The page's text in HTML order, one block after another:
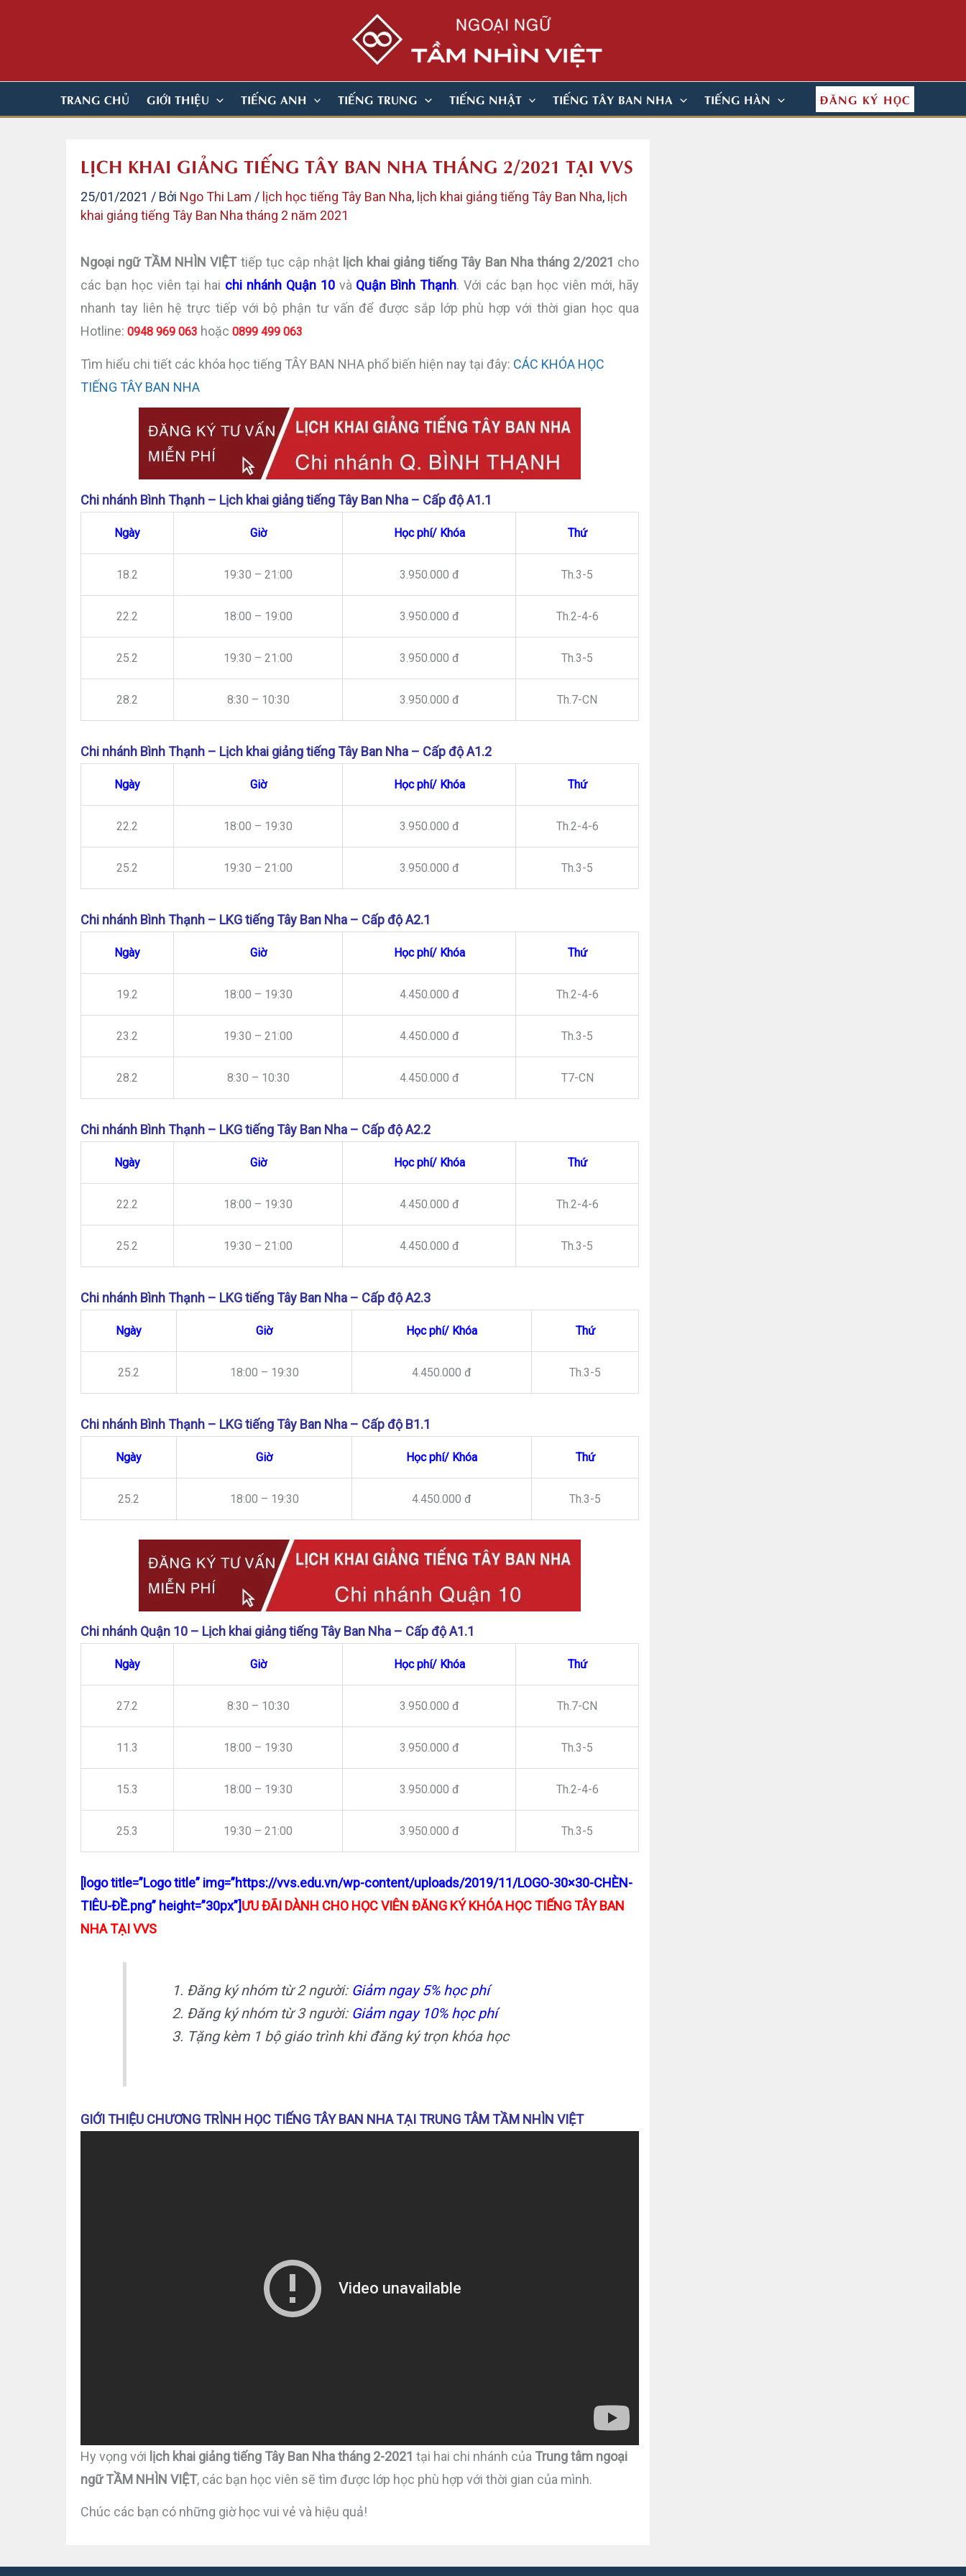
dung
TRANG CHỦ GIỚI THIỆU TIẾNG ANH TIẾNG TRUNG TIẾNG NHẬT TIẾNG TÂY BAN NHA TIẾNG HÀN ĐĂNG KÝ HỌC
LỊCH KHAI GIẢNG TIẾNG TÂY BAN NHA THÁNG 2/2021 TẠI VVS
25/01/2021 / Bởi Ngo Thi Lam / lịch học tiếng Tây Ban Nha, lịch khai giảng tiếng Tây Ban Nha, lịch
khai giảng tiếng Tây Ban Nha tháng 2 năm 2021
Ngoại ngữ TẦM NHÌN VIỆTtiếp tục cập nhật lịch khai giảng tiếng Tây Ban Nha tháng 2/2021 cho
các bạn học viên tại hai chi nhánh Quận 10và Quận Bình Thạnh. Với các bạn học viên mới, hãy
nhanh tay liên hệ trực tiếp với bộ phận tư vấn để được sắp lớp phù hợp với thời gian học qua
Hotline: 0948 969 063 hoặc 0899 499 063
Tìm hiểu chi tiết các khóa học tiếng TÂY BAN NHA phổ biến hiện nay tại đây: CÁC KHÓA HỌC
TIẾNG TÂY BAN NHA
Chi nhánh Bình Thạnh – Lịch khai giảng tiếng Tây Ban Nha – Cấp độ A1.1
Ngày Giờ Học phí/ Khóa Thứ
18.2 19:30 – 21:00 3.950.000 đ Th.3-5
22.2 18:00 – 19:00 3.950.000 đ Th.2-4-6
25.2 19:30 – 21:00 3.950.000 đ Th.3-5
28.2 8:30 – 10:30 3.950.000 đ Th.7-CN
Chi nhánh Bình Thạnh – Lịch khai giảng tiếng Tây Ban Nha – Cấp độ A1.2
Ngày Giờ Học phí/ Khóa Thứ
22.2 18:00 – 19:30 3.950.000 đ Th.2-4-6
25.2 19:30 – 21:00 3.950.000 đ Th.3-5
Chi nhánh Bình Thạnh – LKG tiếng Tây Ban Nha – Cấp độ A2.1
Ngày Giờ Học phí/ Khóa Thứ
19.2 18:00 – 19:30 4.450.000 đ Th.2-4-6
23.2 19:30 – 21:00 4.450.000 đ Th.3-5
28.2 8:30 – 10:30 4.450.000 đ T7-CN
Chi nhánh Bình Thạnh – LKG tiếng Tây Ban Nha – Cấp độ A2.2
Ngày Giờ Học phí/ Khóa Thứ
22.2 18:00 – 19:30 4.450.000 đ Th.2-4-6
25.2 19:30 – 21:00 4.450.000 đ Th.3-5
Chi nhánh Bình Thạnh – LKG tiếng Tây Ban Nha – Cấp độ A2.3
Ngày Giờ Học phí/ Khóa Thứ
25.2 18:00 – 19:30 4.450.000 đ Th.3-5
Chi nhánh Bình Thạnh – LKG tiếng Tây Ban Nha – Cấp độ B1.1
Ngày Giờ Học phí/ Khóa Thứ
25.2 18:00 – 19:30 4.450.000 đ Th.3-5
Chi nhánh Quận 10 – Lịch khai giảng tiếng Tây Ban Nha – Cấp độ A1.1
Ngày Giờ Học phí/ Khóa Thứ
27.2 8:30 – 10:30 3.950.000 đ Th.7-CN
11.3 18:00 – 19:30 3.950.000 đ Th.3-5
15.3 18:00 – 19:30 3.950.000 đ Th.2-4-6
25.3 19:30 – 21:00 3.950.000 đ Th.3-5
[logo title=”Logo title” img=”https://vvs.edu.vn/wp-content/uploads/2019/11/LOGO-30×30-CHÈN-
TIÊU-ĐỀ.png” height=”30px”]ƯU ĐÃI DÀNH CHO HỌC VIÊN ĐĂNG KÝ KHÓA HỌC TIẾNG TÂY BAN
NHA TẠI VVS
Đăng ký nhóm từ 2 người: Giảm ngay 5% học phí
Đăng ký nhóm từ 3 người:Giảm ngay 10% học phí
Tặng kèm 1 bộ giáo trình khi đăng ký trọn khóa học
GIỚI THIỆU CHƯƠNG TRÌNH HỌC TIẾNG TÂY BAN NHA TẠI TRUNG TÂM TẦM NHÌN VIỆT
Hy vọng với lịch khai giảng tiếng Tây Ban Nha tháng 2-2021 tại hai chi nhánh của Trung tâm ngoại
ngữ TẦM NHÌN VIỆT, các bạn học viên sẽ tìm được lớp học phù hợp với thời gian của mình.
Chúc các bạn có những giờ học vui vẻ và hiệu quả!